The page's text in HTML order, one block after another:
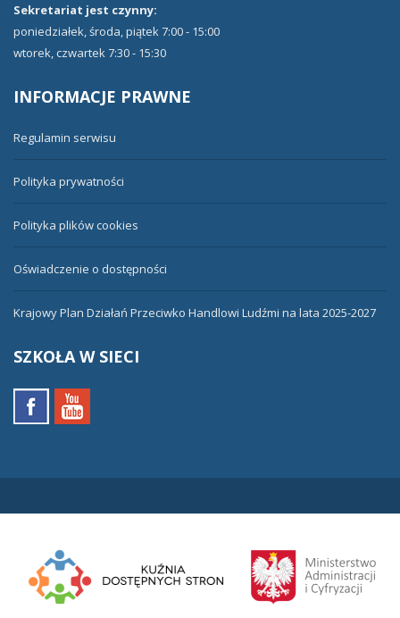
Sekretariat jest czynny:
poniedziałek, środa, piątek 7:00 - 15:00
wtorek, czwartek 7:30 - 15:30
INFORMACJE PRAWNE
Regulamin serwisu
Polityka prywatności
Polityka plików cookies
Oświadczenie o dostępności
Krajowy Plan Działań Przeciwko Handlowi Ludźmi na lata 2025-2027
SZKOŁA W SIECI